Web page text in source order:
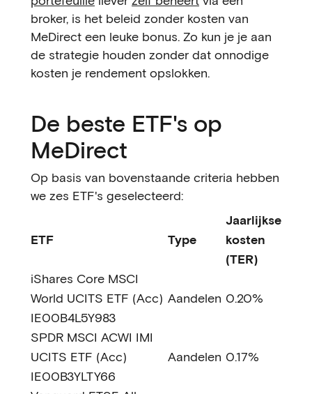
broker, is het beleid zonder kosten van
MeDirect een leuke bonus. Zo kun je je aan
de strategie houden zonder dat onnodige
kosten je rendement opslokken.
De beste ETF's op
MeDirect
Op basis van bovenstaande criteria hebben
we zes ETF's geselecteerd:
ETF Type
Jaarlijkse
kosten
(TER)
iShares Core MSCI
World UCITS ETF (Acc)
IE00B4L5Y983
Aandelen 0.20%
SPDR MSCI ACWI IMI
UCITS ETF (Acc)
IE00B3YLTY66
Aandelen 0.17%